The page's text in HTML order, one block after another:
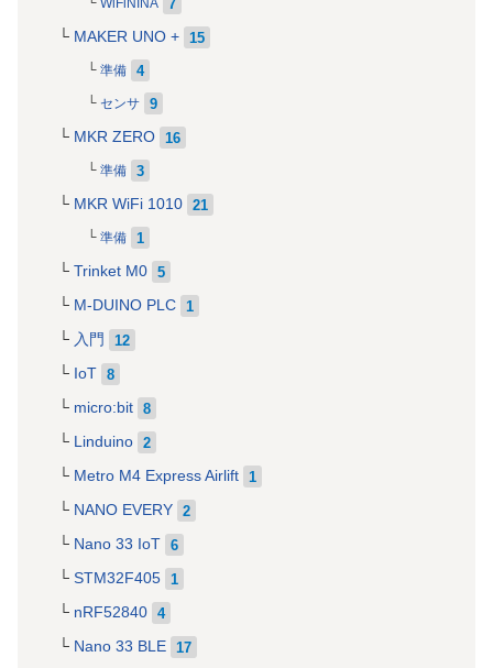
WiFiNINA
MAKER UNO + 15
準備 4
センサ 9
MKR ZERO 16
準備 3
MKR WiFi 1010 21
準備 1
Trinket M0 5
M-DUINO PLC 1
入門 12
IoT 8
micro:bit 8
Linduino 2
Metro M4 Express Airlift 1
NANO EVERY 2
Nano 33 IoT 6
STM32F405 1
nRF52840 4
Nano 33 BLE 17